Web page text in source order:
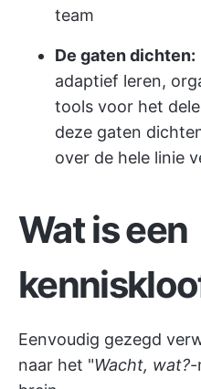
team
De gaten dichten:
adaptief leren,
tools voor het
deze gaten
over de hele linie
Wat is een
Eenvoudig gezegd
naar het "Wacht, wat?-